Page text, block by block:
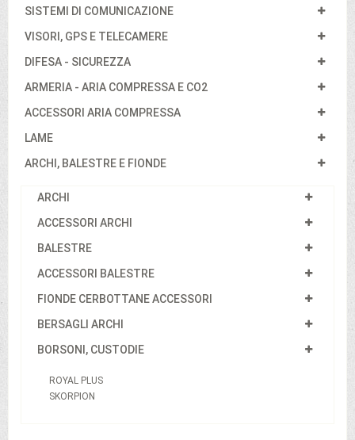
SISTEMI DI COMUNICAZIONE
VISORI, GPS E TELECAMERE
DIFESA - SICUREZZA
ARMERIA - ARIA COMPRESSA E CO2
ACCESSORI ARIA COMPRESSA
LAME
ARCHI, BALESTRE E FIONDE
ARCHI
ACCESSORI ARCHI
BALESTRE
ACCESSORI BALESTRE
FIONDE CERBOTTANE ACCESSORI
BERSAGLI ARCHI
BORSONI, CUSTODIE
ROYAL PLUS
SKORPION